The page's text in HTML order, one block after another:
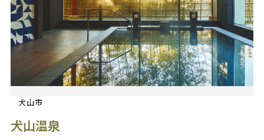
犬山市
犬山温泉